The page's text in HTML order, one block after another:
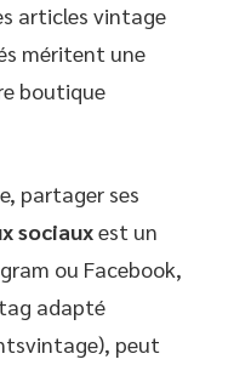
articles vintage
méritent une
boutique
partager ses
sociauxest un
ou Facebook,
adapté
peut